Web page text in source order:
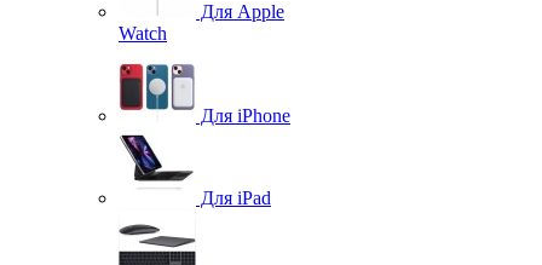
Для Apple
Watch
Для iPhone
Для iPad